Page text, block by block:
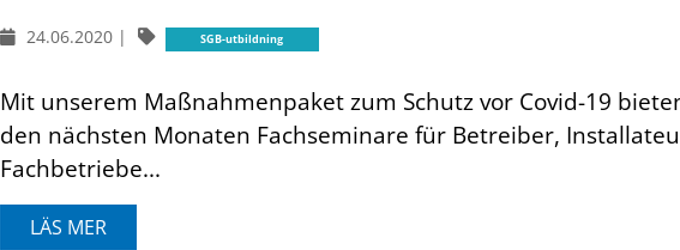
24.06.2020 | SGB-utbildning
Mit unserem Maßnahmenpaket zum Schutz vor Covid-19
den nächsten Monaten Fachseminare für Betreiber,
Fachbetriebe...
LÄS MER